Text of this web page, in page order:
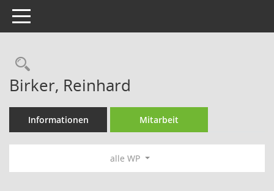
Toggle navigation
Rechercheauswahl
Birker, Reinhard
Informationen Mitarbeit
alle WP